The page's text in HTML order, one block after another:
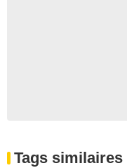
Tags similaires